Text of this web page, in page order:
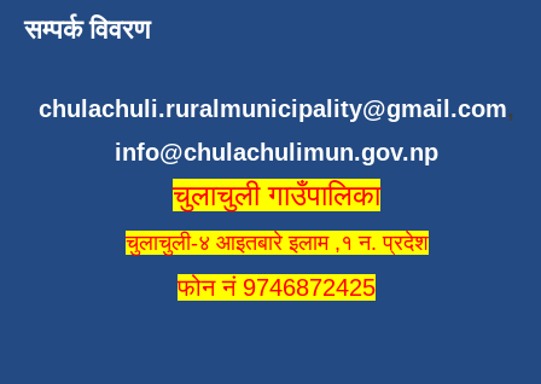
सम्पर्क विवरण
chulachuli.ruralmunicipality@gmail.com,
info@chulachulimun.gov.np
चुलाचुली गाउँपालिका
चुलाचुली-४ आइतबारे इलाम ,१ न. प्रदेश
फोन नं 9746872425